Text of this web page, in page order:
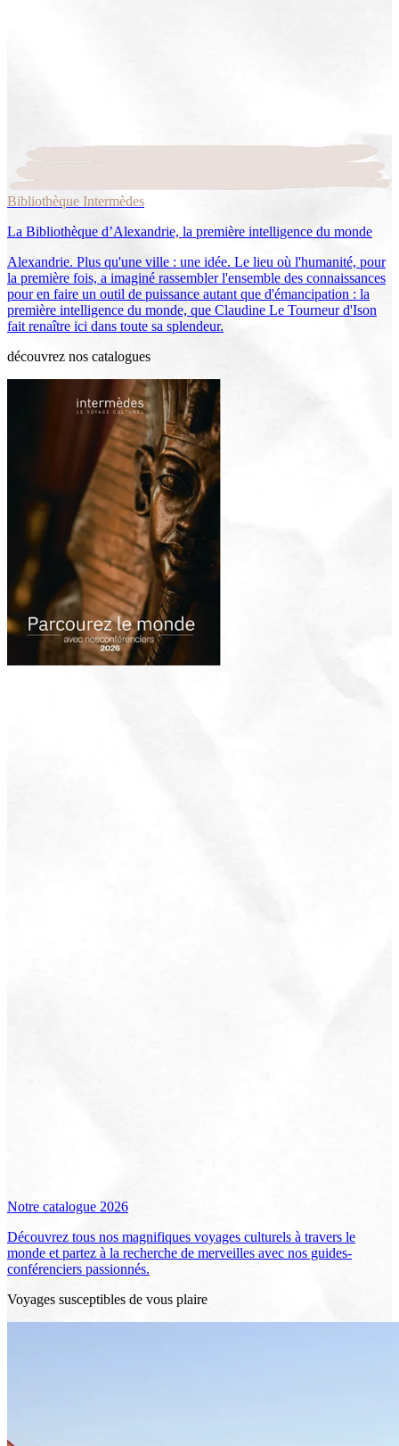
Bibliothèque Intermèdes
La Bibliothèque d’Alexandrie, la première intelligence du monde
Alexandrie. Plus qu'une ville : une idée. Le lieu où l'humanité, pour
la première fois, a imaginé rassembler l'ensemble des connaissances
pour en faire un outil de puissance autant que d'émancipation : la
première intelligence du monde, que Claudine Le Tourneur d'Ison
fait renaître ici dans toute sa splendeur.
découvrez nos catalogues
Notre catalogue 2026
Découvrez tous nos magnifiques voyages culturels à travers le
monde et partez à la recherche de merveilles avec nos guides-
conférenciers passionnés.
Voyages susceptibles de vous plaire